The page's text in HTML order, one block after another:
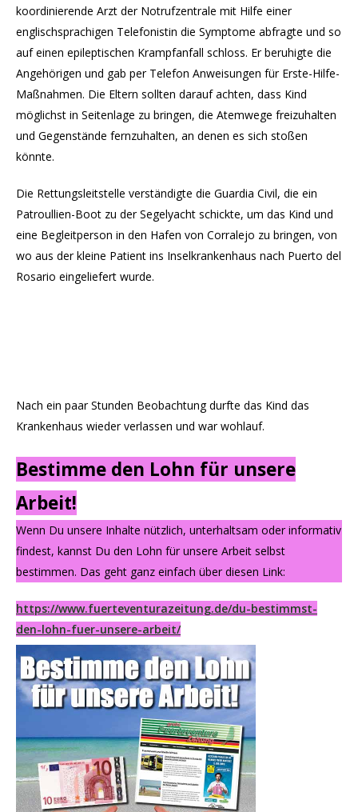
koordinierende Arzt der Notrufzentrale mit Hilfe einer
englischsprachigen Telefonistin die Symptome abfragte und so
auf einen epileptischen Krampfanfall schloss. Er beruhigte die
Angehörigen und gab per Telefon Anweisungen für Erste-Hilfe-
Maßnahmen. Die Eltern sollten darauf achten, dass Kind
möglichst in Seitenlage zu bringen, die Atemwege freizuhalten
und Gegenstände fernzuhalten, an denen es sich stoßen
könnte.
Die Rettungsleitstelle verständigte die Guardia Civil, die ein
Patroullien-Boot zu der Segelyacht schickte, um das Kind und
eine Begleitperson in den Hafen von Corralejo zu bringen, von
wo aus der kleine Patient ins Inselkrankenhaus nach Puerto del
Rosario eingeliefert wurde.
Nach ein paar Stunden Beobachtung durfte das Kind das
Krankenhaus wieder verlassen und war wohlauf.
Bestimme den Lohn für unsere
Arbeit!
Wenn Du unsere Inhalte nützlich, unterhaltsam oder informativ
findest, kannst Du den Lohn für unsere Arbeit selbst
bestimmen. Das geht ganz einfach über diesen Link:
https://www.fuerteventurazeitung.de/du-bestimmst-
den-lohn-fuer-unsere-arbeit/